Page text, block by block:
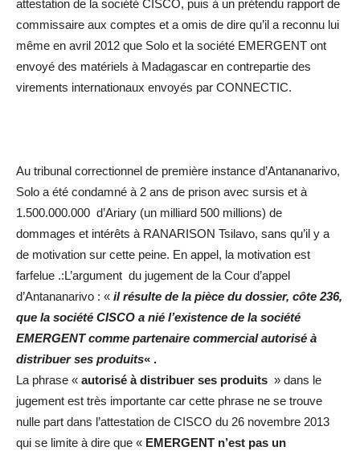
attestation de la société CISCO, puis à un prétendu rapport de
commissaire aux comptes et a omis de dire qu’il a reconnu lui
même en avril 2012 que Solo et la société EMERGENT ont
envoyé des matériels à Madagascar en contrepartie des
virements internationaux envoyés par CONNECTIC.
Au tribunal correctionnel de première instance d’Antananarivo,
Solo a été condamné à 2 ans de prison avec sursis et à
1.500.000.000 d’Ariary (un milliard 500 millions) de
dommages et intérêts à RANARISON Tsilavo, sans qu’il y a
de motivation sur cette peine. En appel, la motivation est
farfelue .:L’argument du jugement de la Cour d’appel
d’Antananarivo : « il résulte de la pièce du dossier, côte 236,
que la société CISCO a nié l’existence de la société
EMERGENT comme partenaire commercial autorisé à
distribuer ses produits« .
La phrase « autorisé à distribuer ses produits » dans le
jugement est très importante car cette phrase ne se trouve
nulle part dans l’attestation de CISCO du 26 novembre 2013
qui se limite à dire que « EMERGENT n’est pas un